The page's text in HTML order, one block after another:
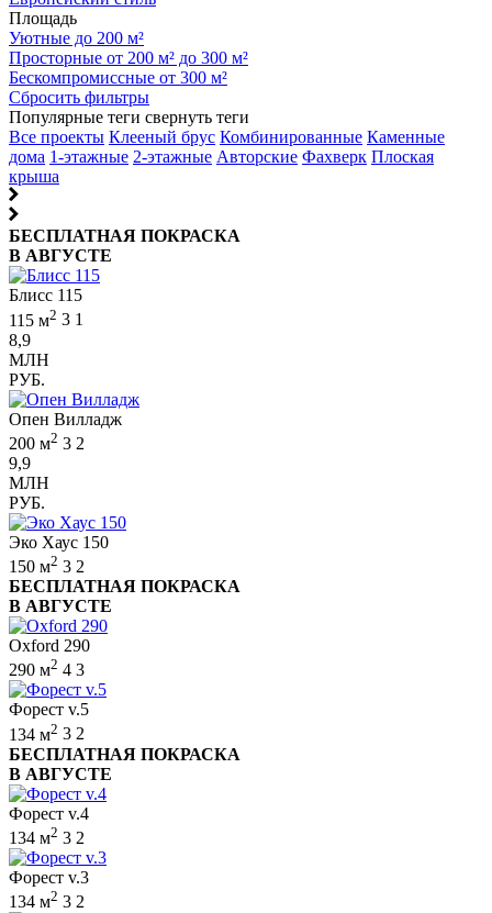
Площадь
Уютные до 200 м²
Просторные от 200 м² до 300 м²
Бескомпромиссные от 300 м²
Сбросить фильтры
Популярные теги свернуть теги
Все проекты Клееный брус Комбинированные Каменные
дома 1-этажные 2-этажные Авторские Фахверк Плоская
крыша
БЕСПЛАТНАЯ ПОКРАСКА
В АВГУСТЕ
Блисс 115
115 м2 3 1
8,9
МЛН
РУБ.
Опен Вилладж
200 м2 3 2
9,9
МЛН
РУБ.
Эко Хаус 150
150 м2 3 2
БЕСПЛАТНАЯ ПОКРАСКА
В АВГУСТЕ
Oxford 290
290 м2 4 3
Форест v.5
134 м2 3 2
БЕСПЛАТНАЯ ПОКРАСКА
В АВГУСТЕ
Форест v.4
134 м2 3 2
Форест v.3
134 м2 3 2